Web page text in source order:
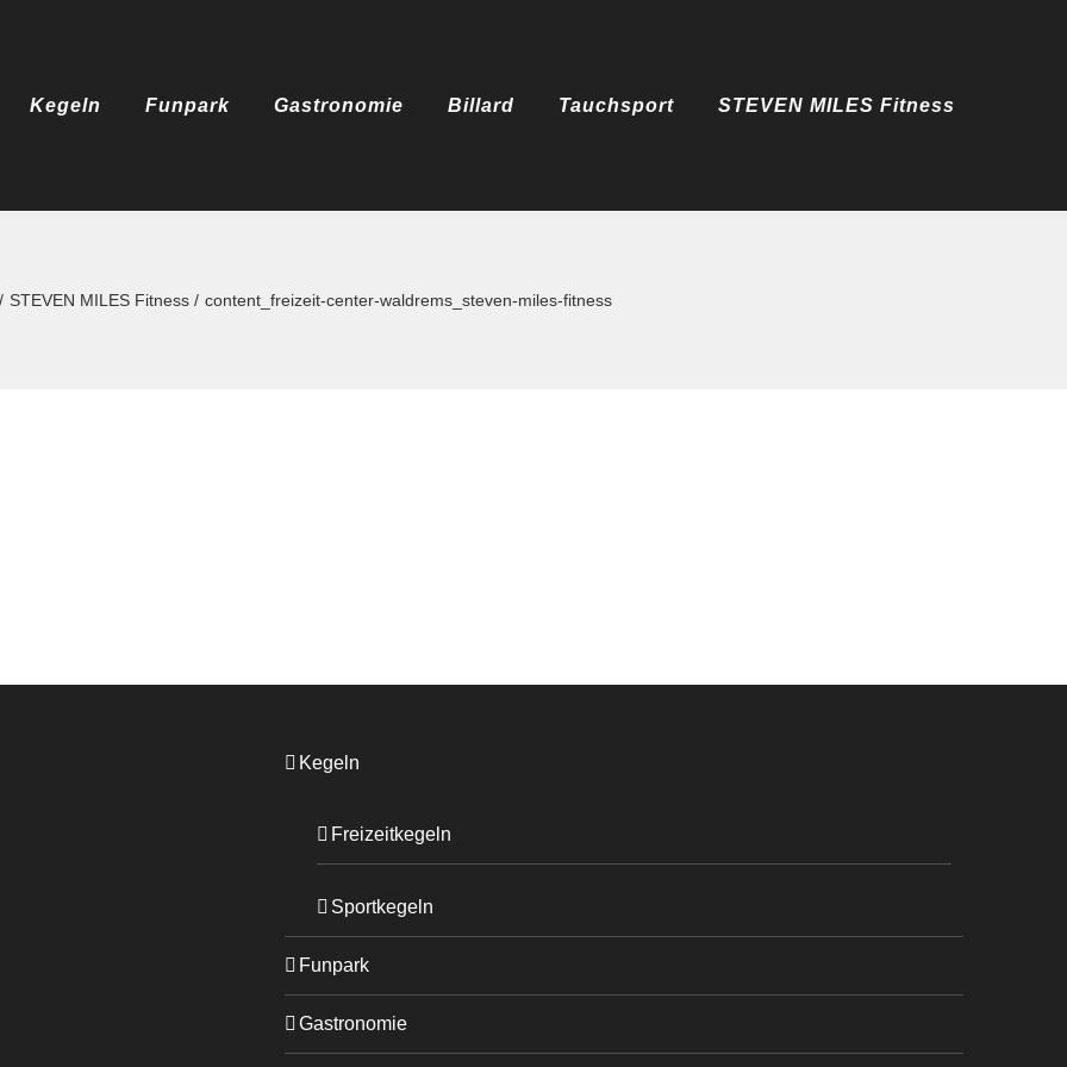
Kegeln
Funpark Gastronomie Billard Tauchsport STEVEN MILES Fitness
STEVEN MILES Fitness content_freizeit-center-waldrems_steven-miles-fitness
Kegeln
Freizeitkegeln
Sportkegeln
Funpark
Gastronomie